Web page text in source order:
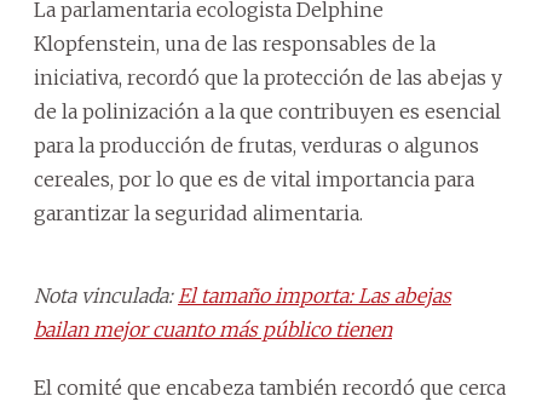
La parlamentaria ecologista Delphine
Klopfenstein, una de las responsables de la
iniciativa, recordó que la protección de las abejas y
de la polinización a la que contribuyen es esencial
para la producción de frutas, verduras o algunos
cereales, por lo que es de vital importancia para
garantizar la seguridad alimentaria.
Nota vinculada: El tamaño importa: Las abejas
bailan mejor cuanto más público tienen
El comité que encabeza también recordó que cerca